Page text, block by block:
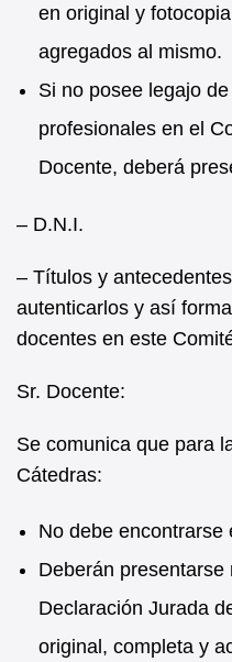
en original y
agregados al mismo.
Si no posee legajo
profesionales en el
Docente, deberá
– D.N.I.
– Títulos y
autenticarlos y así
docentes en este
Sr. Docente:
Se comunica que para
Cátedras:
No debe encontrarse
Deberán
Declaración Jurada
original, completa y